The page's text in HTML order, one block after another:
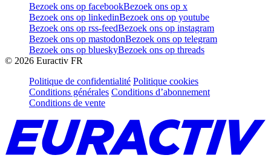
Bezoek ons op facebookBezoek ons op x
Bezoek ons op linkedinBezoek ons op youtube
Bezoek ons op rss-feedBezoek ons op instagram
Bezoek ons op mastodonBezoek ons op telegram
Bezoek ons op blueskyBezoek ons op threads
© 2026 Euractiv FR
Politique de confidentialité Politique cookies
Conditions générales Conditions d’abonnement
Conditions de vente